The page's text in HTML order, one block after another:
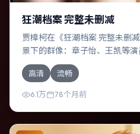
狂潮档案 完整未删减
贾樟柯在《狂潮档案 完整未删
景下的群像：章子怡、王凯等
作品，故事从日常裂缝切入，
听语言统一，情感落点克制有力
高清 流畅
6.1万 78个月前